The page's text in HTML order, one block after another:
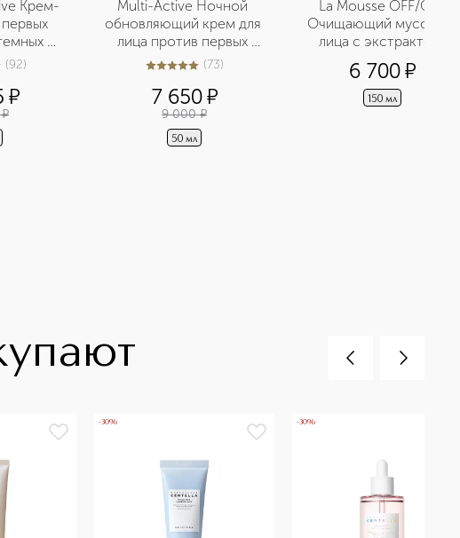
Крем-
(92)
¤
¤
Multi-Active Ночной
обновляющий крем для
лица против первых
возрастных изменений
5из 573 (73)
7 650¤
9 000 ¤
50 мл
La Mousse OFF/ON
Очищающий мусс для
лица с экстрактом
нимфеи
6 700¤
150 мл
-30% -30%